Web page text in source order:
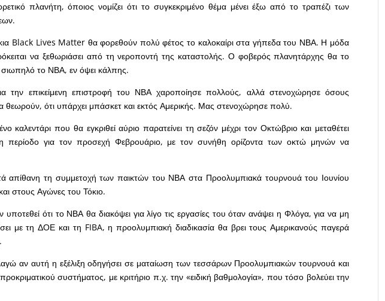
πλανήτη, όποιος νομίζει ότι το συγκεκριμένο θέμα μένει έξω από το τραπέζι των
Black Lives Matter θα φορεθούν πολύ φέτος το καλοκαίρι στα γήπεδα του ΝΒΑ. Η μόδα
να ξεθωριάσει από τη νεροποντή της καταστολής. Ο φοβερός πλανητάρχης θα το
το ΝΒΑ, εν όψει κάλπης.
την επικείμενη επιστροφή του ΝΒΑ χαροποίησε πολλούς, αλλά στενοχώρησε όσους
θεωρούν, ότι υπάρχει μπάσκετ και εκτός Αμερικής. Μας στενοχώρησε πολύ.
καλεντάρι που θα εγκριθεί αύριο παρατείνει τη σεζόν μέχρι τον Οκτώβριο και μεταθέτει
περίοδο για τον προσεχή Φεβρουάριο, με τον συνήθη ορίζοντα των οκτώ μηνών να
απίθανη τη συμμετοχή των παικτών του ΝΒΑ στα Προολυμπιακά τουρνουά του Ιουνίου
στους Αγώνες του Τόκιο.
υποτεθεί ότι το ΝΒΑ θα διακόψει για λίγο τις εργασίες του όταν ανάψει η Φλόγα, για να μη
με τη ΔΟΕ και τη FIBA, η προολυμπιακή διαδικασία θα βρει τους Αμερικανούς παγερά
αν αυτή η εξέλιξη οδηγήσει σε ματαίωση των τεσσάρων Προολυμπιακών τουρνουά και
συστήματος, με κριτήριο π.χ. την «ειδική βαθμολογία», που τόσο βολεύει την